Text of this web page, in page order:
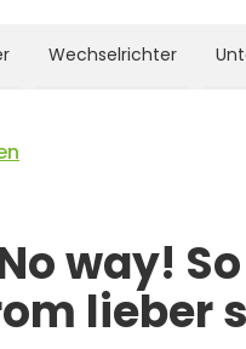
Wechselrichter
way!
lieber